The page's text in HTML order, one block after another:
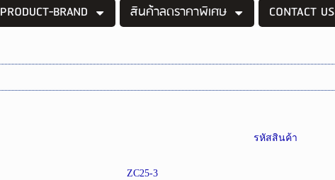
PRODUCT-BRAND สินค้าลดราคาพิเศษ CONTACT US
รหัสสินค้า
ZC25-3